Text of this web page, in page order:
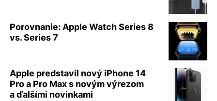
Porovnanie: Apple Watch Series 8
vs. Series 7
Apple predstavil nový iPhone 14
Pro a Pro Max s novým výrezom
a ďalšími novinkami